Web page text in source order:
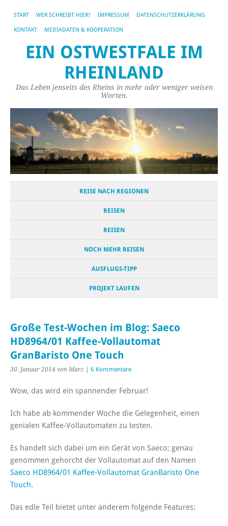
START WER SCHREIBT HIER? IMPRESSUM DATENSCHUTZERKLÄRUNG
KONTAKT MEDIADATEN & KOOPERATION
EIN OSTWESTFALE IM
RHEINLAND
Das Leben jenseits des Rheins in mehr oder weniger weisen
Worten.
REISE NACH REGIONEN
REISEN
REISEN
NOCH MEHR REISEN
AUSFLUGS-TIPP
PROJEKT LAUFEN
Große Test-Wochen im Blog: Saeco
HD8964/01 Kaffee-Vollautomat
GranBaristo One Touch
30. Januar 2014 von Marc | 6 Kommentare
Wow, das wird ein spannender Februar!
Ich habe ab kommender Woche die Gelegenheit, einen
genialen Kaffee-Vollautomaten zu testen.
Es handelt sich dabei um ein Gerät von Saeco; genau
genommen gehorcht der Vollautomat auf den Namen
Saeco HD8964/01 Kaffee-Vollautomat GranBaristo One
Touch.
Das edle Teil bietet unter anderem folgende Features: